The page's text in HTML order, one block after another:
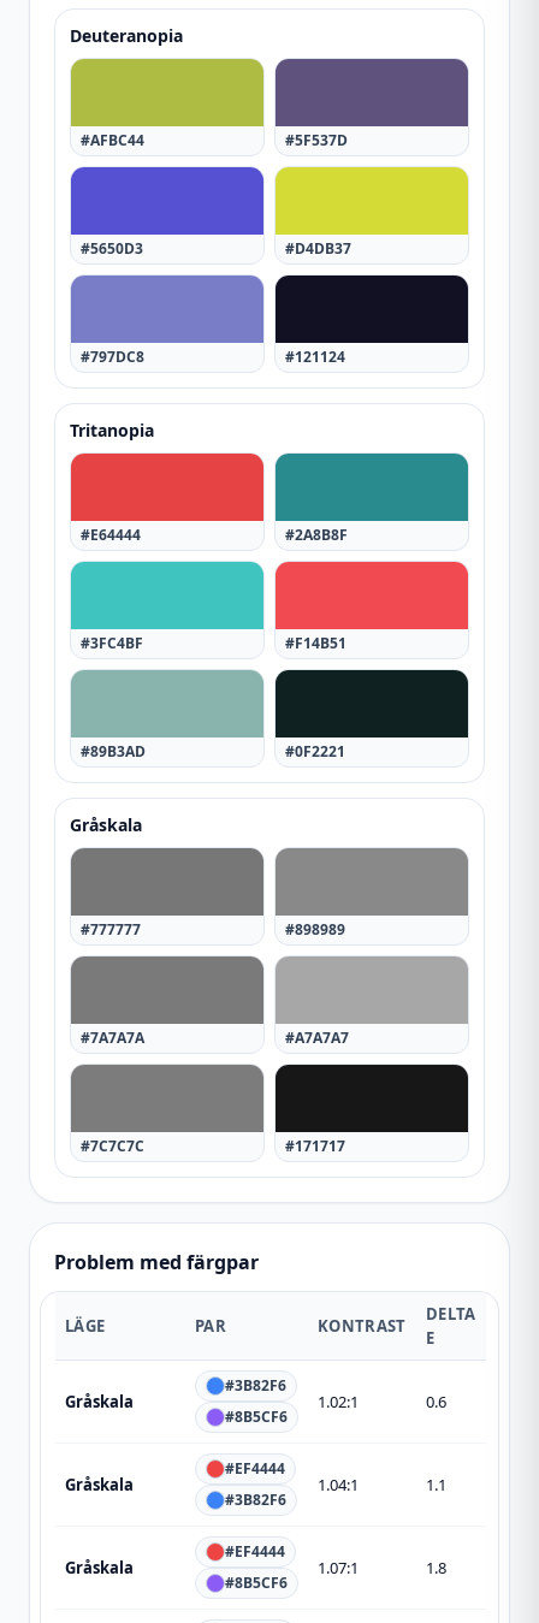
Deuteranopia
#AFBC44 #5F537D
#5650D3 #D4DB37
#797DC8 #121124
Tritanopia
#E64444 #2A8B8F
#3FC4BF #F14B51
#89B3AD #0F2221
Gråskala
#777777 #898989
#7A7A7A #A7A7A7
#7C7C7C #171717
Problem med färgpar
LÄGE PAR KONTRAST
DELTA
E
Gråskala
#3B82F6
#8B5CF6
1.02:1 0.6
Gråskala
#EF4444
#3B82F6
1.04:1 1.1
Gråskala
#EF4444
#8B5CF6
1.07:1 1.8